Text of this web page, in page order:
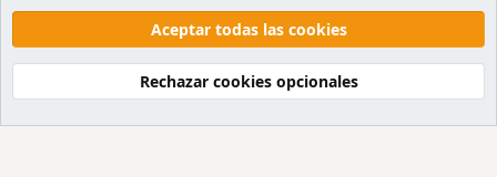
Términos y reglas
Politicas de privacidad
Ayuda
Inicio
R
S
S
Community platform by XenForo® © 2010-2026 XenForo Ltd.
Aceptar todas las cookies
Rechazar cookies opcionales